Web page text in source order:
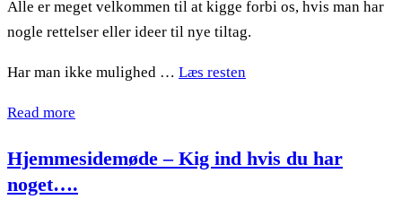
Alle er meget velkommen til at kigge forbi os, hvis man har
nogle rettelser eller ideer til nye tiltag.
Har man ikke mulighed … Læs resten
Read more
Hjemmesidemøde – Kig ind hvis du har
noget….